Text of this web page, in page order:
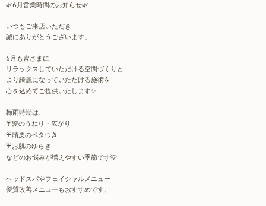
🌿6 月営業時間のお知らせ🌿
いつもご来店いただき
誠にありがとうございます。
6 月も皆さまに
リラックスしていただける空間づくりと
より綺麗になっていただける施術を
心を込めてご提供いたします✨
梅雨時期は、
☔️髪のうねり・広がり
☔️頭皮のベタつき
☔️お肌のゆらぎ
などのお悩みが増えやすい季節です💡
ヘッドスパやフェイシャルメニュー
髪質改善メニューもおすすめです。